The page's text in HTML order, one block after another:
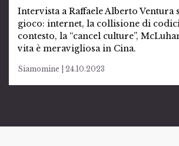
Intervista a Raffaele Alberto Ventura
gioco: internet, la collisione di
contesto, la “cancel culture”,
vita è meravigliosa in Cina.
Siamomine | 24.10.2023